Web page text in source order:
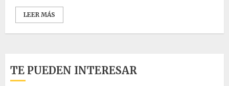
LEER MÁS
TE PUEDEN INTERESAR